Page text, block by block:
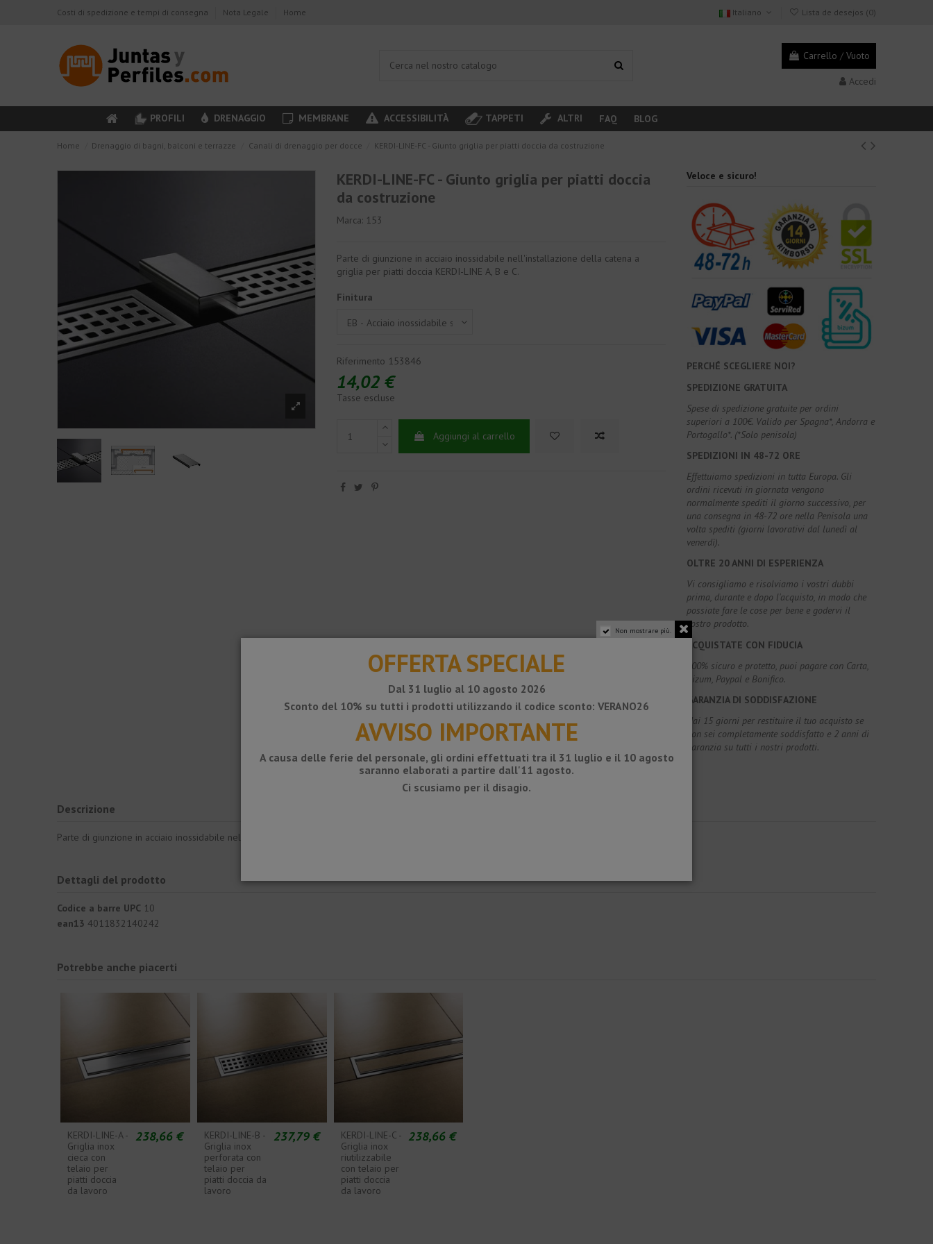
Costi di spedizione e tempi di consegna Nota Legale Home Italiano Lista de desejos (0)
Carrello / Vuoto
Accedi
PROFILI DRENAGGIO MEMBRANE ACCESSIBILITÀ TAPPETI ALTRI FAQ BLOG
Home Drenaggio di bagni, balconi e terrazze Canali di drenaggio per docce KERDI-LINE-FC - Giunto griglia per piatti doccia da costruzione
KERDI-LINE-FC - Giunto griglia per piatti doccia
da costruzione
Marca: 153
Parte di giunzione in acciaio inossidabile nell'installazione della catena a
griglia per piatti doccia KERDI-LINE A, B e C.
Finitura
Riferimento 153846
14,02 €
Tasse escluse
Aggiungi al carrello
Veloce e sicuro!
PERCHÉ SCEGLIERE NOI?
SPEDIZIONE GRATUITA
Spese di spedizione gratuite per ordini
superiori a 100€. Valido per Spagna*, Andorra e
Portogallo*. (*Solo penisola)
SPEDIZIONI IN 48-72 ORE
Effettuiamo spedizioni in tutta Europa. Gli
ordini ricevuti in giornata vengono
normalmente spediti il giorno successivo, per
una consegna in 48-72 ore nella Penisola una
volta spediti (giorni lavorativi dal lunedì al
venerdì).
OLTRE 20 ANNI DI ESPERIENZA
Vi consigliamo e risolviamo i vostri dubbi
prima, durante e dopo l'acquisto, in modo che
possiate fare le cose per bene e godervi il
vostro prodotto.
ACQUISTATE CON FIDUCIA
100% sicuro e protetto, puoi pagare con Carta,
Bizum, Paypal e Bonifico.
GARANZIA DI SODDISFAZIONE
Hai 15 giorni per restituire il tuo acquisto se
non sei completamente soddisfatto e 2 anni di
garanzia su tutti i nostri prodotti.
Descrizione
Parte di giunzione in acciaio inossidabile nell'installazione della catena a griglia per piatti doccia KERDI-LINE A, B e C.
Dettagli del prodotto
Codice a barre UPC 10
ean13 4011832140242
Potrebbe anche piacerti
KERDI-LINE-A -
Griglia inox
cieca con
telaio per
piatti doccia
da lavoro
238,66 €
KERDI-LINE-B -
Griglia inox
perforata con
telaio per
piatti doccia da
lavoro
237,79 €
KERDI-LINE-C -
Griglia inox
riutilizzabile
con telaio per
piatti doccia
da lavoro
238,66 €
Non mostrare più.
OFFERTA SPECIALE
Dal 31 luglio al 10 agosto 2026
Sconto del 10% su tutti i prodotti utilizzando il codice sconto: VERANO26
AVVISO IMPORTANTE
A causa delle ferie del personale, gli ordini effettuati tra il 31 luglio e il 10 agosto
saranno elaborati a partire dall'11 agosto.
Ci scusiamo per il disagio.